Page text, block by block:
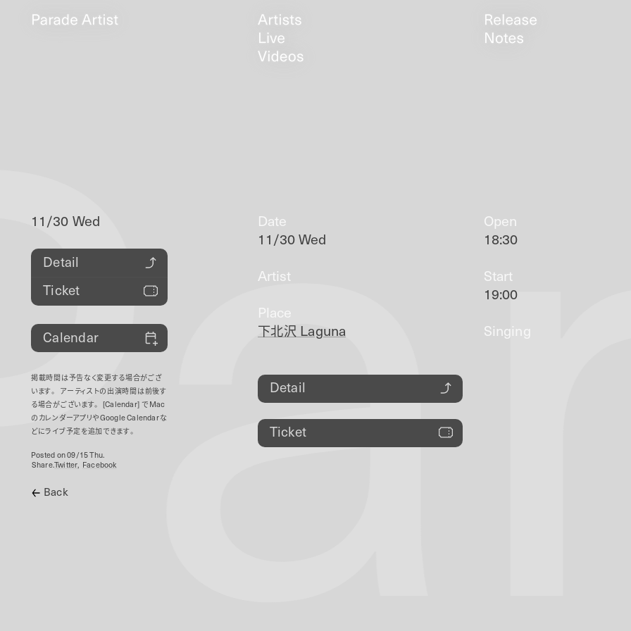
11/30 Wed
Detail
Ticket
Calendar
掲載時間は予告なく変更する場合がござ
います。 アーティストの出演時間は前後す
る場合がございます。 [Calendar] で Mac
のカレンダーアプリやGoogle Calendarな
どにライブ予定を追加できます。
Posted on 09/15 Thu.
Share.Twitter Facebook
Back
Date
11/30 Wed
Artist
Place
下北沢 Laguna
Open
18:30
Start
19:00
Singing
Detail
Ticket